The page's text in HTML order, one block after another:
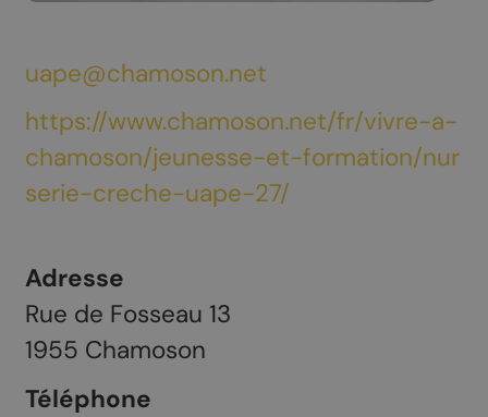
uape@chamoson.net
https://www.chamoson.net/fr/vivre-a-
chamoson/jeunesse-et-formation/nur
serie-creche-uape-27/
Adresse
Rue de Fosseau 13
1955 Chamoson
Téléphone